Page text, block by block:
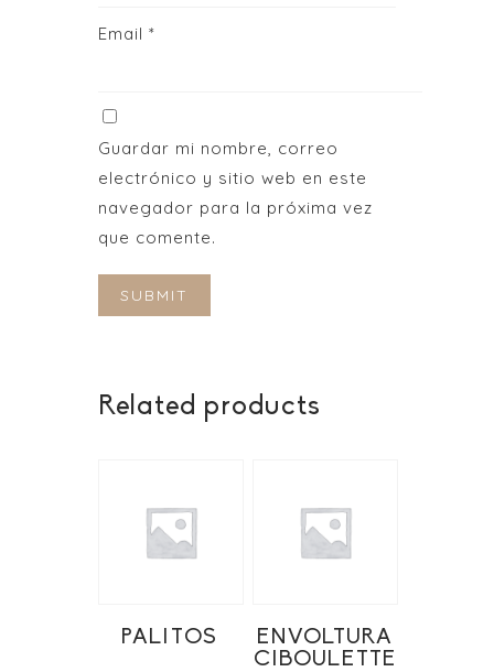
Email *
Guardar mi nombre, correo
electrónico y sitio web en este
navegador para la próxima vez
que comente.
Related products
PALITOS
ENVOLTURA
CIBOULETTE